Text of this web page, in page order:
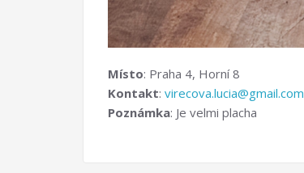
Místo: Praha 4, Horní 8
Kontakt: virecova.lucia@gmail.com
Poznámka: Je velmi placha